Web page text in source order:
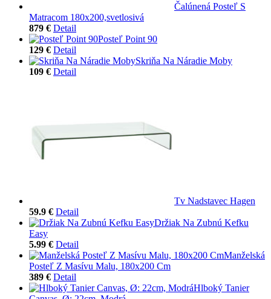
Čalúnená Posteľ S
Matracom 180x200,svetlosivá
879 € Detail
Posteľ Point 90
129 € Detail
Skriňa Na Náradie Moby
109 € Detail
Tv Nadstavec Hagen
59.9 € Detail
Držiak Na Zubnú Kefku
Easy
5.99 € Detail
Manželská
Posteľ Z Masívu Malu, 180x200 Cm
389 € Detail
Hlboký Tanier